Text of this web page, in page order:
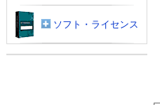
ソフト・ライセンス